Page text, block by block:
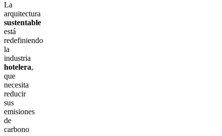
La
arquitectura
sustentable
está
redefiniendo
la
industria
hotelera,
que
necesita
reducir
sus
emisiones
de
carbono